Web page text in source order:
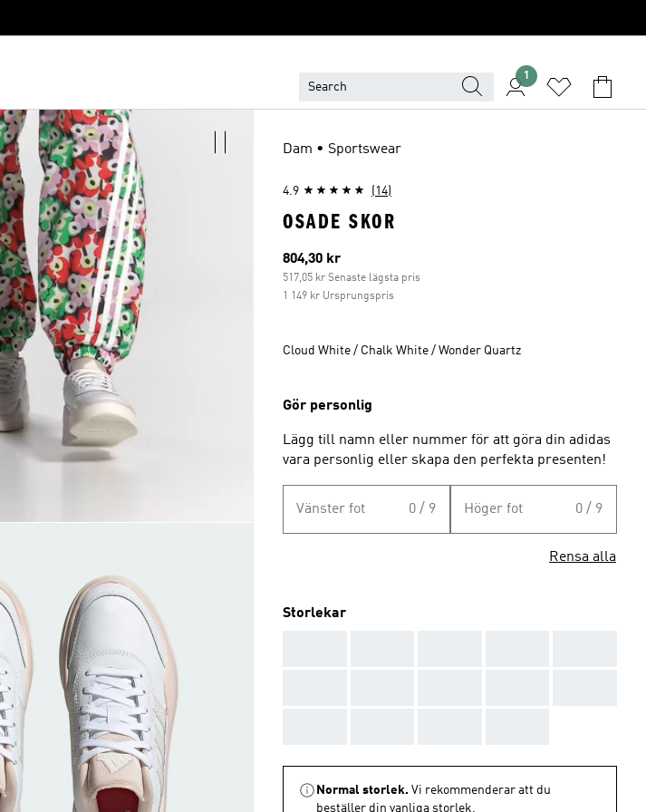
1
Dam • Sportswear
4.9 (14)
OSADE SKOR
Aktuellt pris
804,30 kr
517,05 kr Senaste lägsta pris
1 149 kr Ursprungspris
Cloud White / Chalk White / Wonder Quartz
Gör personlig
Lägg till namn eller nummer för att göra din adidas
vara personlig eller skapa den perfekta presenten!
Vänster fot 0 / 9 Höger fot 0 / 9
Rensa alla
Storlekar
Normal storlek. Vi rekommenderar att du
beställer din vanliga storlek.